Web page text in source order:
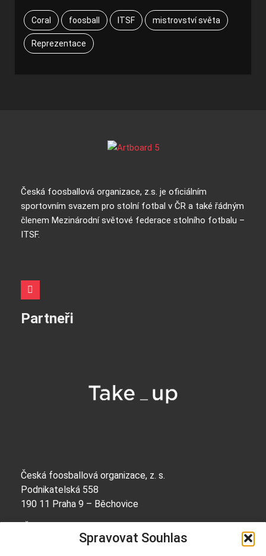
Spravovat Souhlas
Coral foosball ITSF mistrovství světa
Reprezentace
Česká foosballová organizace, z.s. je oficiálním
sportovním svazem pro stolní fotbal v ČR a také řádným
členem Mezinárodní světové federace stolního fotbalu –
ITSF.
Partneři
Česká foosballová organizace, z. s.
Podnikatelská 558
190 11 Praha 9 – Běchovice